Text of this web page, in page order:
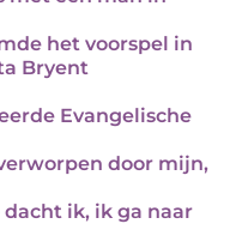
het voorspel in
Bryent
Evangelische
door mijn,
ik, ik ga naar